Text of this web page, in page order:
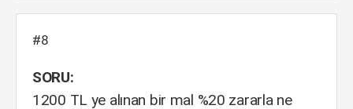
#8
SORU:
1200 TL ye alınan bir mal %20 zararla ne